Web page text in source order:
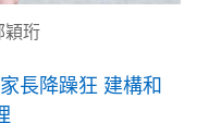
穎珩
長降躁狂 建構和